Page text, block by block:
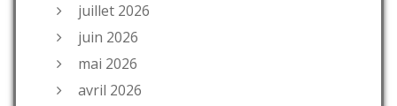
juillet 2026
juin 2026
mai 2026
avril 2026